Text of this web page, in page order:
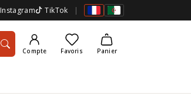
Instagram TikTok |
Compte Favoris Panier